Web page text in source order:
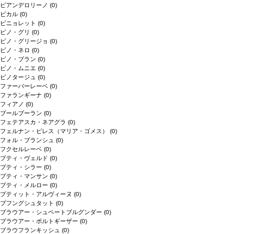
ピアンデロリーノ (0)
ビカル (0)
ピニョレット (0)
ピノ・グリ (0)
ピノ・グリージョ (0)
ピノ・ネロ (0)
ピノ・ブラン (0)
ピノ・ムニエ (0)
ピノタージュ (0)
ファーバーレーベ (0)
ファランギーナ (0)
フィアノ (0)
ブールブーラン (0)
フェテアスカ・ネアグラ (0)
フェルナン・ピレス（マリア・ゴメス） (0)
フォル・ブランシュ (0)
フクセルレーベ (0)
プティ・ヴェルド (0)
プティ・シラー (0)
プティ・マンサン (0)
プティ・メルロー (0)
プティット・アルヴィーヌ (0)
プフングシュタット (0)
ブラウアー・シュペートブルグンダー (0)
ブラウアー・ポルトギーザー (0)
ブラウフランキッシュ (0)